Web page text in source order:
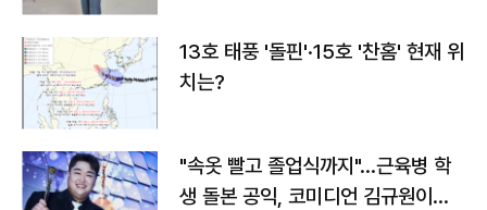
13호 태풍 '돌핀'·15호 '찬홈' 현재 위
치는?
"속옷 빨고 졸업식까지"…근육병 학
생 돌본 공익, 코미디언 김규원이었